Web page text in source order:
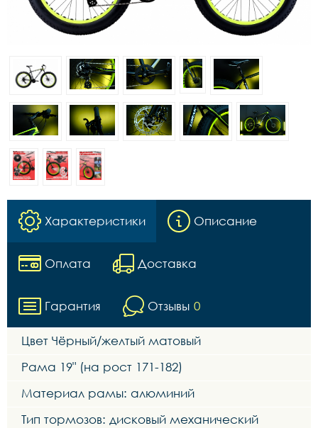
Характеристики Описание
Оплата Доставка
Гарантия Отзывы 0
Цвет Чёрный/желтый матовый
Рама 19" (на рост 171-182)
Материал рамы: алюминий
Тип тормозов: дисковый механический